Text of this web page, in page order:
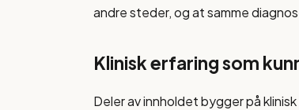
andre steder, og at samme
Klinisk erfaring som
Deler av innholdet bygger på